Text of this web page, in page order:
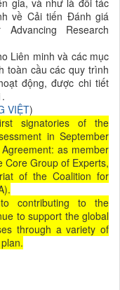
về Cải tiến Đánh giá
Research
Liên minh và các mục
toàn cầu các quy trình
động, được chi tiết
VIỆT)
signatories of the
in September
as member
Core Group of Experts,
of the Coalition for
contributing to the
to support the global
through a variety of